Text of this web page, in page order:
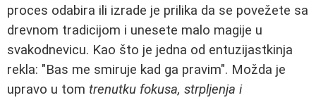
proces odabira ili izrade je prilika da se povežete sa
drevnom tradicijom i unesete malo magije u
svakodnevicu. Kao što je jedna od entuzijastkinja
rekla: "Bas me smiruje kad ga pravim". Možda je
upravo u tom trenutku fokusa, strpljenja i